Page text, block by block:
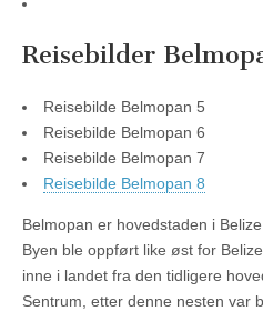
Reisebilder
Reisebilde Belmopan 5
Reisebilde Belmopan 6
Reisebilde Belmopan 7
Reisebilde Belmopan 8
Belmopan er hovedstaden i
Byen ble oppført like øst for
inne i landet fra den tidligere
Sentrum, etter denne nesten var